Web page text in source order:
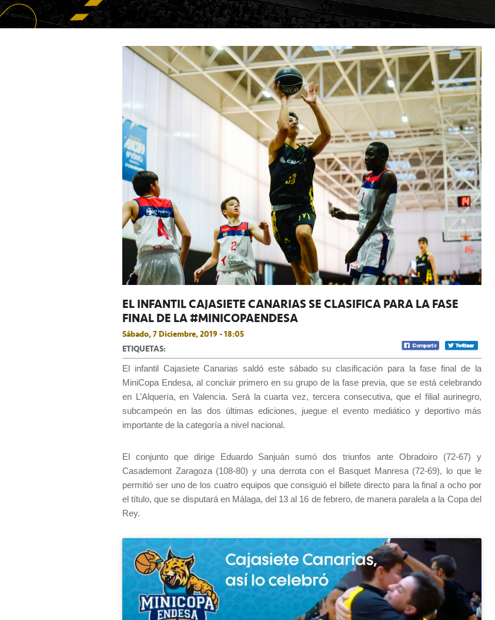
EL INFANTIL CAJASIETE CANARIAS SE CLASIFICA PARA LA FASE
FINAL DE LA #MINICOPAENDESA
Sábado, 7 Diciembre, 2019 - 18:05
ETIQUETAS:
El infantil Cajasiete Canarias saldó este sábado su clasificación para la fase final de la
MiniCopa Endesa, al concluir primero en su grupo de la fase previa, que se está celebrando
en L’Alquería, en Valencia. Será la cuarta vez, tercera consecutiva, que el filial aurinegro,
subcampeón en las dos últimas ediciones, juegue el evento mediático y deportivo más
importante de la categoría a nivel nacional.
El conjunto que dirige Eduardo Sanjuán sumó dos triunfos ante Obradoiro (72-67) y
Casademont Zaragoza (108-80) y una derrota con el Basquet Manresa (72-69), lo que le
permitió ser uno de los cuatro equipos que consiguió el billete directo para la final a ocho por
el título, que se disputará en Málaga, del 13 al 16 de febrero, de manera paralela a la Copa del
Rey.